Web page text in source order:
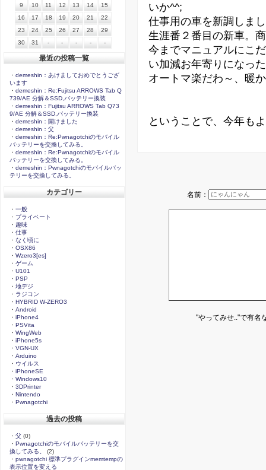
いか^^;
仕事用の車を新調しま
生涯番２番目の新車。
今までマニュアルにこ
い加減お年寄りになっ
オートマ楽だわ～、暖
ということで、今年も
名前：
"やってみせ.."で有名
9
10 11 12 13 14
15
16
17 18 19 20 21
22
23
24 25 26 27 28
29
30
31 - - - - -
最近の投稿一覧
・ demeshin：あけましておめでとうござ
います
・ demeshin：Re:Fujitsu ARROWS Tab Q
739/AE 分解＆SSD,バッテリー換装
・ demeshin：Fujitsu ARROWS Tab Q73
9/AE 分解＆SSD,バッテリー換装
・ demeshin：開けました
・ demeshin：父
・ demeshin：Re:Pwnagotchiのモバイル
バッテリーを交換してみる。
・ demeshin：Re:Pwnagotchiのモバイル
バッテリーを交換してみる。
・ demeshin：Pwnagotchiのモバイルバッ
テリーを交換してみる。
カテゴリー
・ 一般
・ プライベート
・ 趣味
・ 仕事
・ なく頃に
・ OSX86
・ Wzero3[es]
・ ゲーム
・ U101
・ PSP
・ 地デジ
・ ラジコン
・ HYBRID W-ZERO3
・ Android
・ iPhone4
・ PSVita
・ WingWeb
・ iPhone5s
・ VGN-UX
・ Arduino
・ ウイルス
・ iPhoneSE
・ Windows10
・ 3DPrinter
・ Nintendo
・ Pwnagotchi
過去の投稿
・ 父 (0)
・ Pwnagotchiのモバイルバッテリーを交
換してみる。
(2)
・ pwnagotchi 標準プラグインmemtempの
表示位置を変える